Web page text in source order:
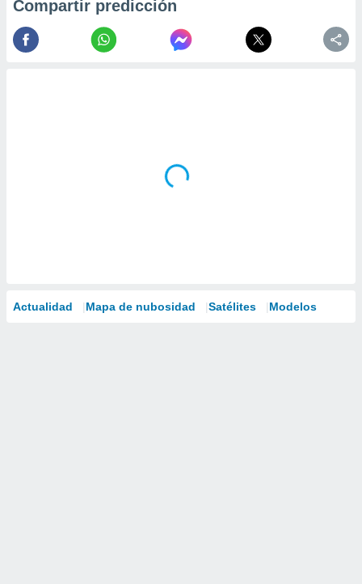
Compartir predicción
Actualidad Mapa de nubosidad Satélites Modelos